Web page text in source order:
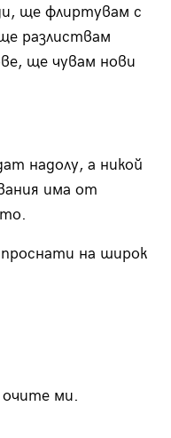
ще флиртувам с
разлиствам
ще чувам нови
надолу, а никой
има от
на широк
очите ми.